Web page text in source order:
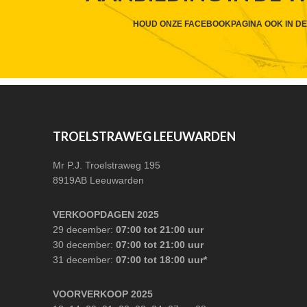
HOUD ONZE FACEBOOKPAGINA OOK IN
TROELSTRAWEG LEEUWARDEN
Mr P.J. Troelstraweg 195
8919AB Leeuwarden
VERKOOPDAGEN 2025
29 december:07:00 tot 21:00 uur
30 december:07:00 tot 21:00 uur
31 december:07:00 tot 18:00 uur*
VOORVERKOOP 2025